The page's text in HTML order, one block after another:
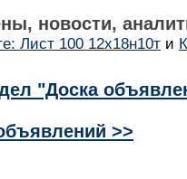
новости,
Лист 100 12х18н10т и
"Доска
>>